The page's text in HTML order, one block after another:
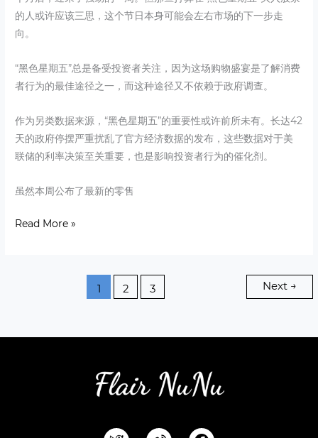
的人或许应该三思，这个节日本身可能会左右市场的下一步走
向。
“黑色星期五”总是备受投资者关注，因为这场购物盛宴是了解消费
者行为的最佳途径之一，而这种途径又不依赖于政府调查。
作为另类数据来源，“黑色星期五”的重要性或许前所未有。长达42
天的政府停摆严重扰乱了官方经济数据的发布，这些数据对于美
联储的利率决策至关重要，也是影响投资者行为的催化剂。
虽然本周公布了最新的零售
Read More »
1 2 3 Next →
F